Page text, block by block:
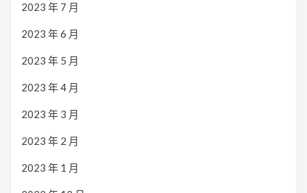
2023 年 7 月
2023 年 6 月
2023 年 5 月
2023 年 4 月
2023 年 3 月
2023 年 2 月
2023 年 1 月